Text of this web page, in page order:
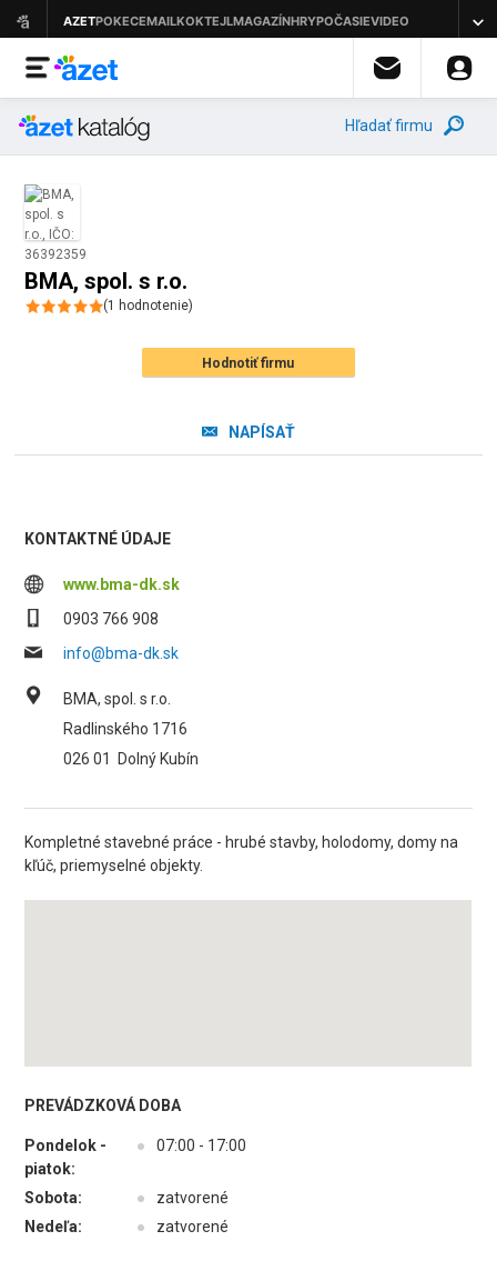
Hľadať firmu
BMA, spol. s r.o.
(1 hodnotenie)
Hodnotiť firmu
NAPÍSAŤ
KONTAKTNÉ ÚDAJE
www.bma-dk.sk
0903 766 908
info@bma-dk.sk
BMA, spol. s r.o.
Radlinského 1716
026 01
Dolný Kubín
Kompletné stavebné práce - hrubé stavby, holodomy, domy na
kľúč, priemyselné objekty.
PREVÁDZKOVÁ DOBA
Pondelok -
piatok:
● 07:00 - 17:00
Sobota: ●
zatvorené
Nedeľa:
● zatvorené